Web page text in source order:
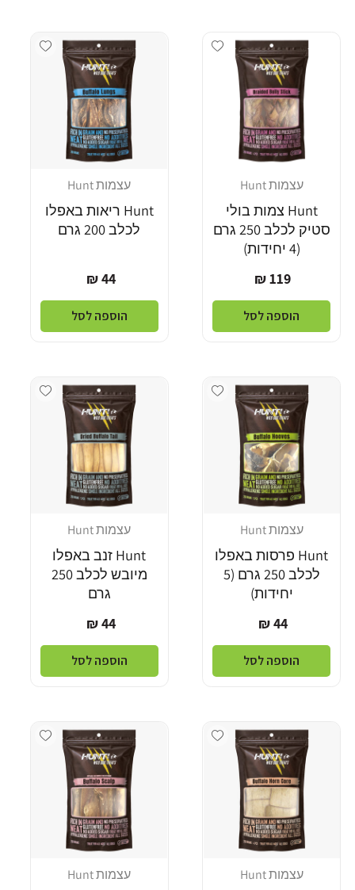
Add wishlist
מוֹכֵר:עצמות Hunt
Hunt צמות בולי
סטיק לכלב 250 גרם
(4 יחידות)
מחיר
רגיל
119 ₪
הוספה לסל
wishlist
מוֹכֵר:עצמות Hunt
Hunt ריאות באפלו
לכלב 200 גרם
מחיר
רגיל
44 ₪
הוספה לסל
Add wishlist
מוֹכֵר:עצמות Hunt
Hunt פרסות באפלו
לכלב 250 גרם (5
יחידות)
מחיר
רגיל
44 ₪
הוספה לסל
wishlist
מוֹכֵר:עצמות Hunt
Hunt זנב באפלו
מיובש לכלב 250
גרם
מחיר
רגיל
44 ₪
הוספה לסל
Add wishlist
מוֹכֵר:עצמות Hunt
Add wishlist
מוֹכֵר:עצמות Hunt